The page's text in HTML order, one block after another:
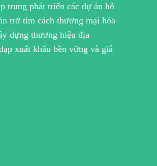
trung phát triển các dự án hỗ
trở tìm cách thương mại hóa
dựng thương hiệu địa
xuất khẩu bền vững và giá